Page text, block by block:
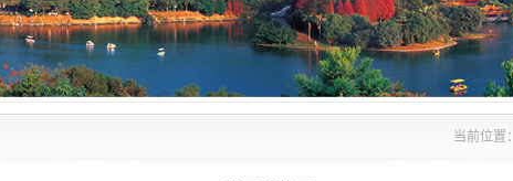
当前位置：